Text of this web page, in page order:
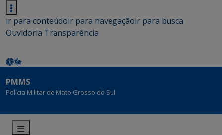
ir para conteúdoir para navegaçãoir para busca
Ouvidoria Transparência
PMMS
Polícia Militar de Mato Grosso do Sul